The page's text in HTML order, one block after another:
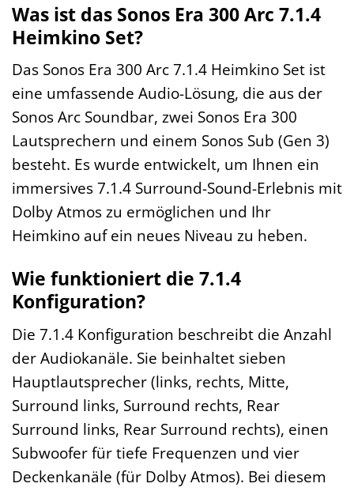
Was ist das Sonos Era 300 Arc 7.1.4
Heimkino Set?
Das Sonos Era 300 Arc 7.1.4 Heimkino Set ist
eine umfassende Audio-Lösung, die aus der
Sonos Arc Soundbar, zwei Sonos Era 300
Lautsprechern und einem Sonos Sub (Gen 3)
besteht. Es wurde entwickelt, um Ihnen ein
immersives 7.1.4 Surround-Sound-Erlebnis mit
Dolby Atmos zu ermöglichen und Ihr
Heimkino auf ein neues Niveau zu heben.
Wie funktioniert die 7.1.4
Konfiguration?
Die 7.1.4 Konfiguration beschreibt die Anzahl
der Audiokanäle. Sie beinhaltet sieben
Hauptlautsprecher (links, rechts, Mitte,
Surround links, Surround rechts, Rear
Surround links, Rear Surround rechts), einen
Subwoofer für tiefe Frequenzen und vier
Deckenkanäle (für Dolby Atmos). Bei diesem